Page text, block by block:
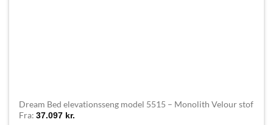
Dream Bed elevationsseng model 5515 – Monolith Velour stof
Fra:37.097 kr.